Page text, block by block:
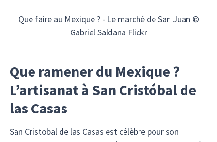
Que faire au Mexique ? - Le marché de San Juan ©
Gabriel Saldana Flickr
Que ramener du Mexique ?
L’artisanat à San Cristóbal de
las Casas
San Cristobal de las Casas est célèbre pour son